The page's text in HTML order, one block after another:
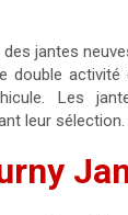
jantes
activité
Les
leur sélection.